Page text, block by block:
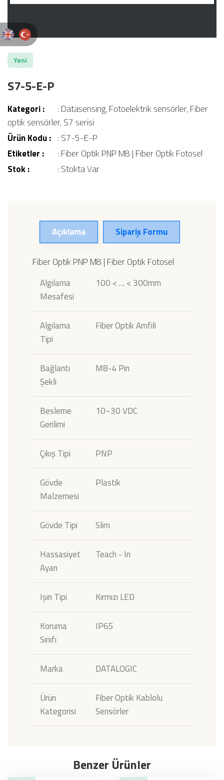
Yeni
S7-5-E-P
Kategori : : Datasensing, Fotoelektrik sensörler, Fiber
optik sensörler, S7 serisi
Ürün Kodu : : S7-5-E-P
Etiketler :
: Fiber Optik PNP M8 | Fiber Optik Fotosel
Stok :
: Stokta Var
Açıklama Sipariş Formu
Fiber Optik PNP M8 | Fiber Optik Fotosel
Algılama
Mesafesi
100 < … < 300mm
Algılama
Tipi
Fiber Optik Amfili
Bağlantı
Şekli
M8-4 Pin
Besleme
Gerilimi
10~30 VDC
Çıkış Tipi PNP
Gövde
Malzemesi
Plastik
Gövde Tipi Slim
Hassasiyet
Ayarı
Teach - In
Işın Tipi Kırmızı LED
Koruma
Sınıfı
IP65
Marka DATALOGIC
Ürün
Kategorisi
Fiber Optik Kablolu
Sensörler
Benzer Ürünler